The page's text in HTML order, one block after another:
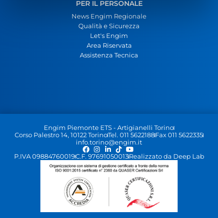
PER IL PERSONALE
News Engim Regionale
Qualità e Sicurezza
Let's Engim
Area Riservata
Assistenza Tecnica
Engim Piemonte ETS - Artigianelli Torino
Corso Palestro 14, 10122 TorinoTel. 011 5622188Fax 011 5622335
info.torino@engim.it
P.IVA 09884760019C.F. 97691050013Realizzato da Deep Lab